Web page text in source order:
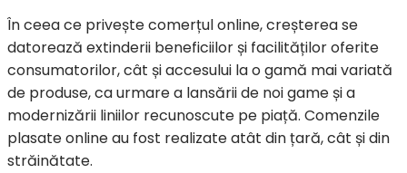
În ceea ce privește comerțul online, creșterea se
datorează extinderii beneficiilor și facilităților oferite
consumatorilor, cât și accesului la o gamă mai variată
de produse, ca urmare a lansării de noi game și a
modernizării liniilor recunoscute pe piață. Comenzile
plasate online au fost realizate atât din țară, cât și din
străinătate.